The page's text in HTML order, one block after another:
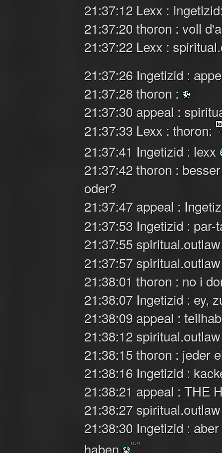
21:37:12 Lexx :
21:37:20 thoron : voll
21:37:22 Lexx :
21:37:26 Ingetizid :
21:37:28 thoron :
21:37:30 appeal :
21:37:33 Lexx : thoron:
21:37:41 Ingetizid : lexx
21:37:42 thoron :
oder?
21:37:47 appeal :
21:37:53 Ingetizid :
21:37:55
21:37:57
21:38:01 thoron : no i
21:38:07 Ingetizid : ey,
21:38:09 appeal :
21:38:12
21:38:15 thoron : jeder
21:38:16 Ingetizid :
21:38:21 appeal : THE
21:38:27
21:38:30 Ingetizid :
haben